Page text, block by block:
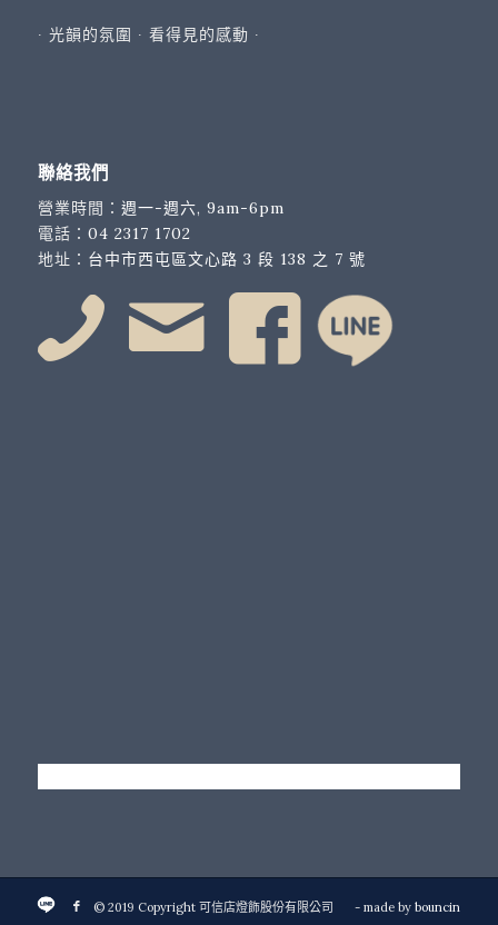
∙ 光韻的氛圍 ∙ 看得見的感動 ∙
聯絡我們
營業時間： 週一-週六, 9am-6pm
電話： 04 2317 1702
地址： 台中市西屯區文心路 3 段 138 之 7 號
© 2019 Copyright 可信店燈飾股份有限公司 - made bybouncin